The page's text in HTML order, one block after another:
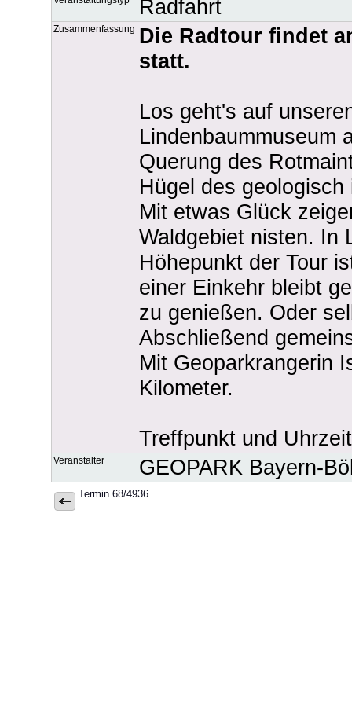
Radfahrt
Zusammenfassung Die Radtour findet
statt.
Los geht's auf
Lindenbaummuseum
Querung des
Hügel des
Mit etwas Glück
Waldgebiet nisten. In
Höhepunkt der Tour
einer Einkehr bleibt
zu genießen. Oder
Abschließend
Mit Geoparkrangerin
Kilometer.
Treffpunkt und
Veranstalter GEOPARK Bayern-
Termin 68/4936